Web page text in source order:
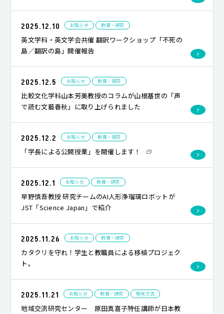
2025.12.10 お知らせ 教育・研究
英文学科・英文学会共催 翻訳ワークショップ「不死の
島／翻訳の島」開催報告
2025.12.5 お知らせ 教育・研究
比較文化学科山本芳美教授のコラムが山根基世の「声
で読む文藝春秋」に取り上げられました
2025.12.2 お知らせ 教育・研究
「学長による公開授業」を開催します！
2025.12.1 お知らせ 教育・研究
早野慎吾教授 研究チームのAI人形浄瑠璃ロボットが
JST「Science Japan」で紹介
2025.11.26 お知らせ 教育・研究
カタクリを守れ！学生と教職員による移植プロジェク
ト。
2025.11.21 お知らせ 教育・研究 地域交流
地域交流研究センター 原田真喜子特任講師が日本教